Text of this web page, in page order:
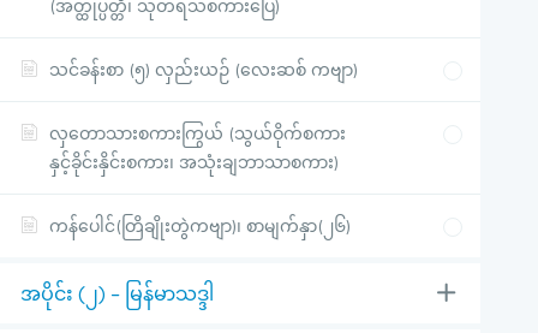
(အတ္ထုပ္ပတ္တိ၊ သုတရသစကားပြေ)
သင်ခန်းစာ (၅) လှည်းယဉ် (လေးဆစ် ကဗျာ)
လှတောသားစကားကြွယ် (သွယ်ဝိုက်စကား
နှင့်ခိုင်းနှိင်းစကား၊ အသုံးချဘာသာစကား)
ကန်ပေါင်(တြိချိုးတွဲကဗျာ)၊ စာမျက်နှာ(၂၆)
အပိုင်း (၂) – မြန်မာသဒ္ဒါ